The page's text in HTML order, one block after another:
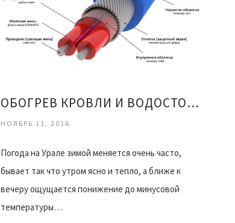
ОБОГРЕВ КРОВЛИ И ВОДОСТОКОВ
НОЯБРЬ 11, 2016
Погода на Урале зимой меняется очень часто,
бывает так что утром ясно и тепло, а ближе к
вечеру ощущается понижение до минусовой
температуры…